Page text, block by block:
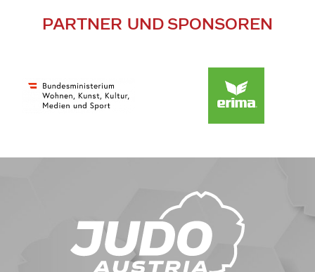
PARTNER UND SPONSOREN